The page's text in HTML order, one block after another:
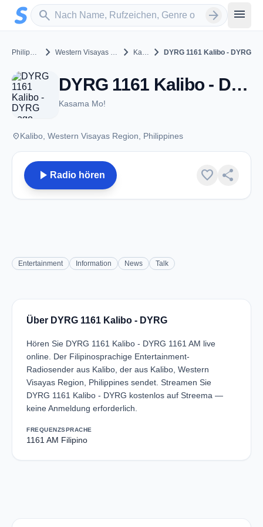
Zum Hauptinhalt springen
search
Sender suchen arrow_forward menu
Philippines chevron_right Western Visayas Region chevron_right Kalibo chevron_right DYRG 1161 Kalibo - DYRG
DYRG 1161 Kalibo - DYRG - AM 1161 - Kalibo
Kasama Mo!
placeKalibo, Western Visayas Region, Philippines
play_arrow Radio hören favorite share
Entertainment Information News Talk
Über DYRG 1161 Kalibo - DYRG
Hören Sie DYRG 1161 Kalibo - DYRG 1161 AM live
online. Der Filipinosprachige Entertainment-
Radiosender aus Kalibo, der aus Kalibo, Western
Visayas Region, Philippines sendet. Streamen Sie
DYRG 1161 Kalibo - DYRG kostenlos auf Streema —
keine Anmeldung erforderlich.
FREQUENZ
1161 AM
SPRACHE
Filipino